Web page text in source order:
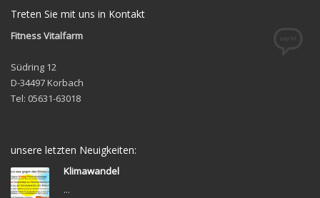
Treten Sie mit uns in Kontakt
Fitness Vitalfarm
Südring 12
D-34497 Korbach
Tel: 05631-63018
unsere letzten Neuigkeiten:
Klimawandel
...